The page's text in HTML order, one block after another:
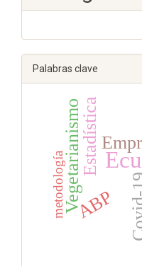
Palabras clave
ABP
VegetarianismoEstadística
metodología